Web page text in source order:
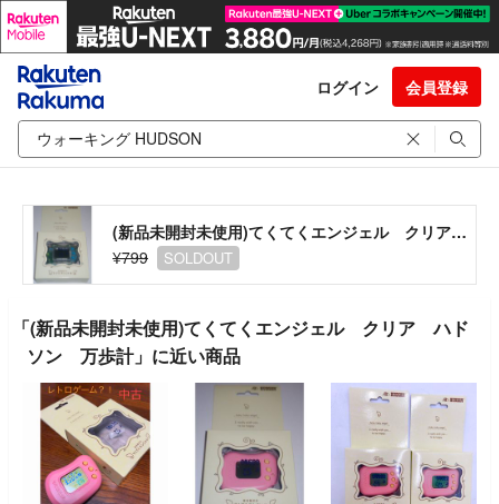
ログイン 会員登録
(新品未開封未使用)てくてくエンジェル クリア ハドソン 万歩計
¥799
SOLDOUT
「(新品未開封未使用)てくてくエンジェル クリア ハド
ソン 万歩計」に近い商品